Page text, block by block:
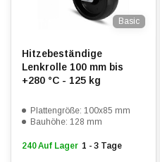
Basic
Hitzebeständige
Lenkrolle 100 mm bis
+280 °C - 125 kg
Plattengröße: 100x85 mm
Bauhöhe: 128 mm
240 Auf Lager 1 - 3 Tage